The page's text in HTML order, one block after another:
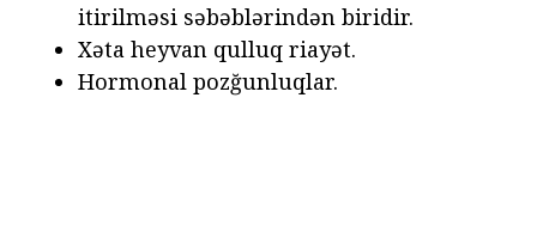
itirilməsi səbəblərindən biridir.
Xəta heyvan qulluq riayət.
Hormonal pozğunluqlar.